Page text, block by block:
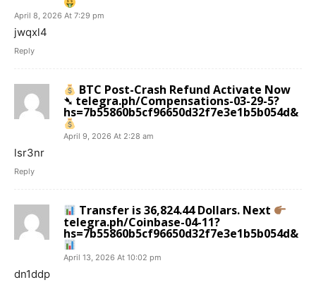
April 8, 2026 At 7:29 pm
jwqxl4
Reply
BTC Post-Crash Refund Activate Now
➴ telegra.ph/Compensations-03-29-5?
hs=7b55860b5cf96650d32f7e3e1b5b054d&
April 9, 2026 At 2:28 am
lsr3nr
Reply
Transfer is 36,824.44 Dollars. Next
telegra.ph/Coinbase-04-11?
hs=7b55860b5cf96650d32f7e3e1b5b054d&
April 13, 2026 At 10:02 pm
dn1ddp